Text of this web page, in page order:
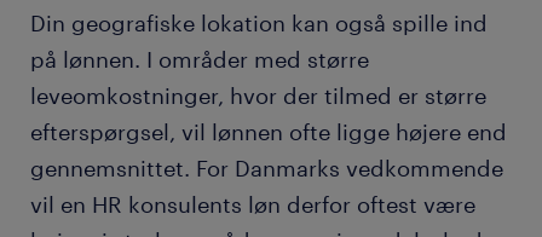
Din geografiske lokation kan også spille ind
på lønnen. I områder med større
leveomkostninger, hvor der tilmed er større
efterspørgsel, vil lønnen ofte ligge højere end
gennemsnittet. For Danmarks vedkommende
vil en HR konsulents løn derfor oftest være